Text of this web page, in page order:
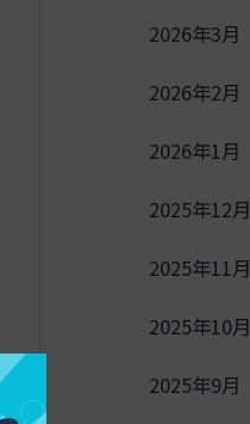
2026年3月
2026年2月
2026年1月
2025年12月
2025年11月
2025年10月
2025年9月